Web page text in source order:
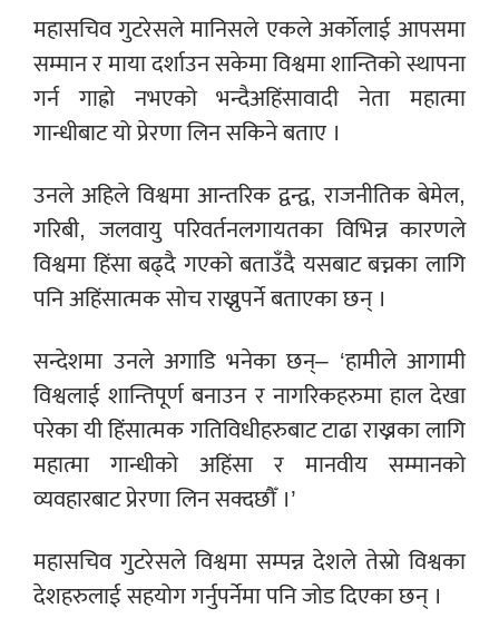
महासचिव गुटरेसले मानिसले एकले अर्कोलाई आपसमा
सम्मान र माया दर्शाउन सकेमा विश्वमा शान्तिको स्थापना
गर्न गाह्रो नभएको भन्दैअहिंसावादी नेता महात्मा
गान्धीबाट यो प्रेरणा लिन सकिने बताए ।
उनले अहिले विश्वमा आन्तरिक द्वन्द्व, राजनीतिक बेमेल,
गरिबी, जलवायु परिवर्तनलगायतका विभिन्न कारणले
विश्वमा हिंसा बढ्दै गएको बताउँदै यसबाट बच्नका लागि
पनि अहिंसात्मक सोच राख्नुपर्ने बताएका छन् ।
सन्देशमा उनले अगाडि भनेका छन्– ‘हामीले आगामी
विश्वलाई शान्तिपूर्ण बनाउन र नागरिकहरुमा हाल देखा
परेका यी हिंसात्मक गतिविधीहरुबाट टाढा राख्नका लागि
महात्मा गान्धीको अहिंसा र मानवीय सम्मानको
व्यवहारबाट प्रेरणा लिन सक्दछौँ ।’
महासचिव गुटरेसले विश्वमा सम्पन्न देशले तेस्रो विश्वका
देशहरुलाई सहयोग गर्नुपर्नेमा पनि जोड दिएका छन् ।